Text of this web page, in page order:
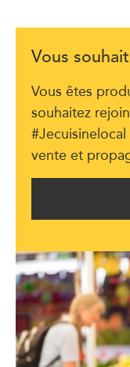
Vous
Vous êtes
souhaitez
vente et